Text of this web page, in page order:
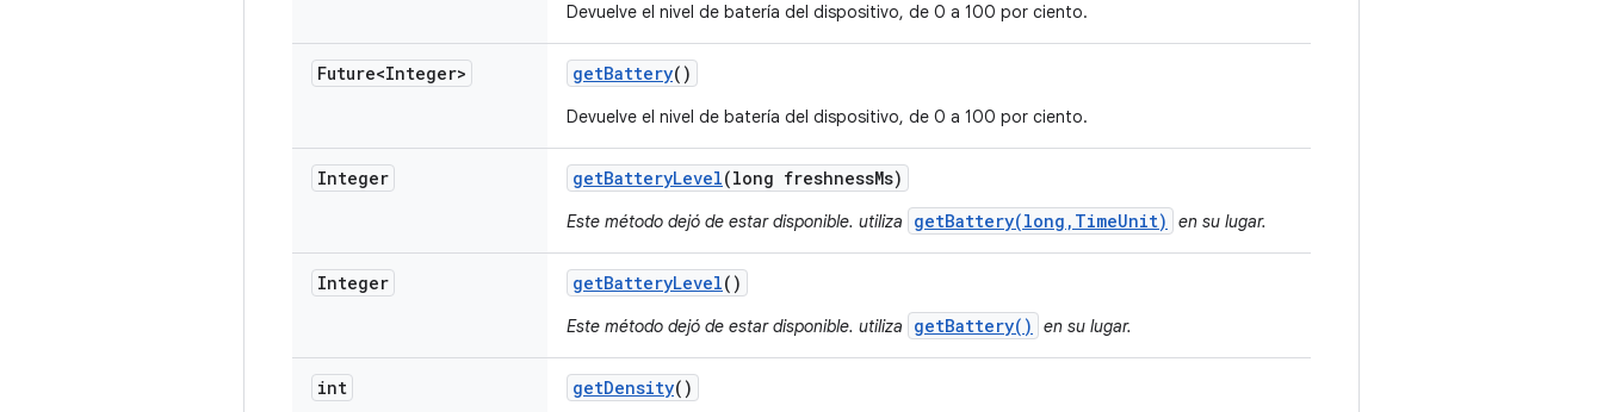
Devuelve el nivel de batería del dispositivo, de 0 a 100 por ciento.
Future<Integer> getBattery()
Devuelve el nivel de batería del dispositivo, de 0 a 100 por ciento.
Integer getBatteryLevel(long freshnessMs)
Este método dejó de estar disponible. utiliza getBattery(long,TimeUnit) en su lugar.
Integer getBatteryLevel()
Este método dejó de estar disponible. utiliza getBattery() en su lugar.
int getDensity()